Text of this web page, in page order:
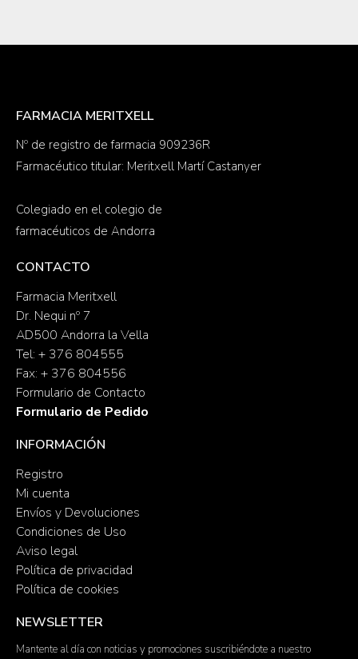
FARMACIA MERITXELL
Nº de registro de farmacia 909236R
Farmacéutico titular: Meritxell Martí Castanyer
Colegiado en el colegio de
farmacéuticos de Andorra
CONTACTO
Farmacia Meritxell
Dr. Nequi nº 7
AD500 Andorra la Vella
Tel: + 376 804555
Fax: + 376 804556
Formulario de Contacto
Formulario de Pedido
INFORMACIÓN
Registro
Mi cuenta
Envíos y Devoluciones
Condiciones de Uso
Aviso legal
Política de privacidad
Política de cookies
NEWSLETTER
Mantente al día con noticias y promociones suscribiéndote a nuestro